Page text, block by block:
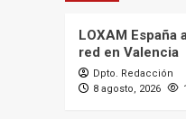
LOXAM España
red en Valencia
Dpto. Redacción
8 agosto, 2026